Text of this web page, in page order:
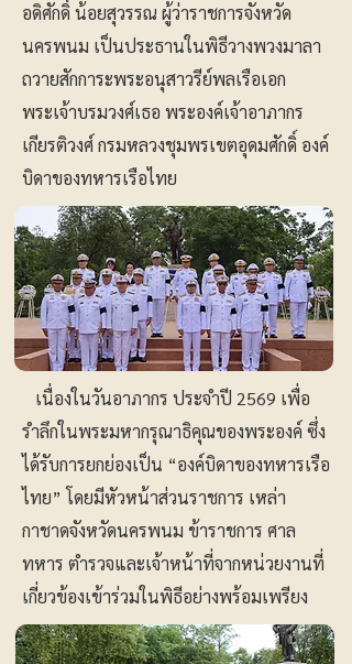
อดิศักดิ์ น้อยสุวรรณ ผู้ว่าราชการจังหวัด
นครพนม เป็นประธานในพิธีวางพวงมาลา
ถวายสักการะพระอนุสาวรีย์พลเรือเอก
พระเจ้าบรมวงศ์เธอ พระองค์เจ้าอาภากร
เกียรติวงศ์ กรมหลวงชุมพรเขตอุดมศักดิ์ องค์
บิดาของทหารเรือไทย
เนื่องในวันอาภากร ประจำปี 2569 เพื่อ
รำลึกในพระมหากรุณาธิคุณของพระองค์ ซึ่ง
ได้รับการยกย่องเป็น “องค์บิดาของทหารเรือ
ไทย” โดยมีหัวหน้าส่วนราชการ เหล่า
กาชาดจังหวัดนครพนม ข้าราชการ ศาล
ทหาร ตำรวจและเจ้าหน้าที่จากหน่วยงานที่
เกี่ยวข้องเข้าร่วมในพิธีอย่างพร้อมเพรียง